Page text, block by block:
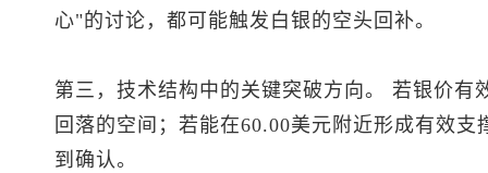
心"的讨论，都可能触发白银的空头回补。
第三，技术结构中的关键突破方向。 若银价有
回落的空间；若能在60.00美元附近形成有效
到确认。